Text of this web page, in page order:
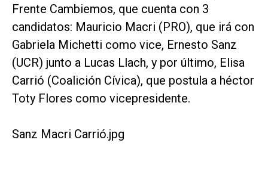
Frente Cambiemos, que cuenta con 3
candidatos: Mauricio Macri (PRO), que irá con
Gabriela Michetti como vice, Ernesto Sanz
(UCR) junto a Lucas Llach, y por último, Elisa
Carrió (Coalición Cívica), que postula a héctor
Toty Flores como vicepresidente.
Sanz Macri Carrió.jpg